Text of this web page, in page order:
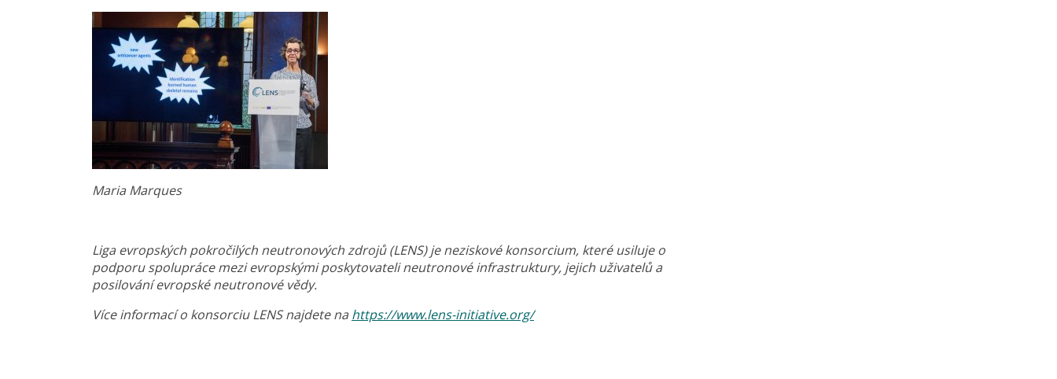
Maria Marques
Liga evropských pokročilých neutronových zdrojů (LENS) je neziskové konsorcium, které usiluje o
podporu spolupráce mezi evropskými poskytovateli neutronové infrastruktury, jejich uživatelů a
posilování evropské neutronové vědy.
Více informací o konsorciu LENS najdete na https://www.lens-initiative.org/